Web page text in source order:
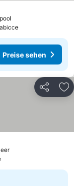
Preise sehen
Teilen
Preise sehen